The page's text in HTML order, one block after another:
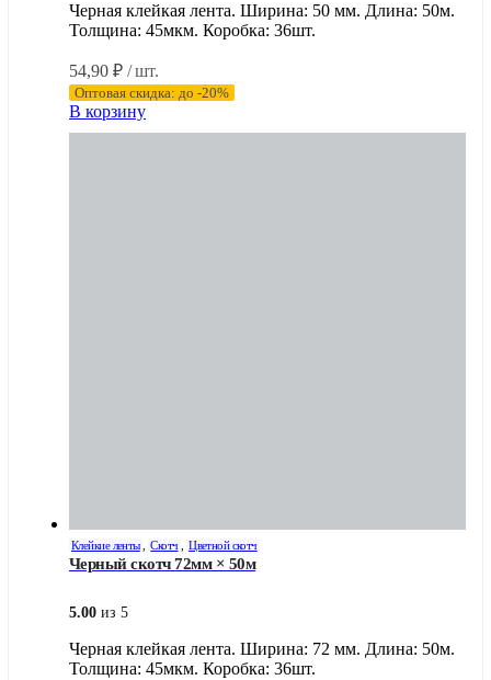
Черная клейкая лента. Ширина: 50 мм. Длина: 50м.
Толщина: 45мкм. Коробка: 36шт.
54,90 ₽ / шт.
Оптовая скидка: до -20%
В корзину
Клейкие ленты, Скотч , Цветной скотч
Черный скотч 72мм × 50м
5.00 из 5
Черная клейкая лента. Ширина: 72 мм. Длина: 50м.
Толщина: 45мкм. Коробка: 36шт.